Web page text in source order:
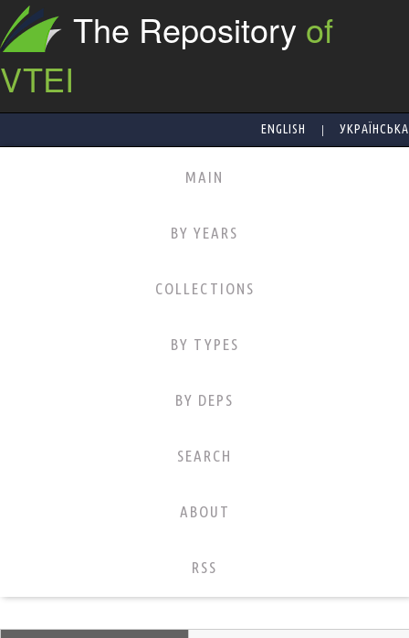
The Repository of
VTEI
ENGLISH | УКРАЇНСЬКА
MAIN
BY YEARS
COLLECTIONS
BY TYPES
BY DEPS
SEARCH
ABOUT
RSS